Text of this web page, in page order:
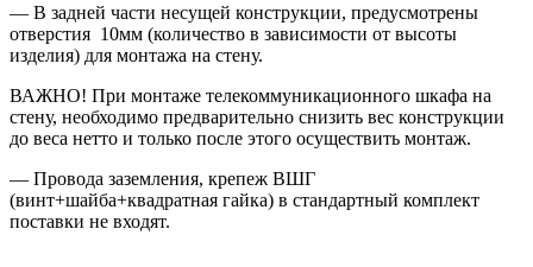
— В задней части несущей конструкции, предусмотрены
отверстия 10мм (количество в зависимости от высоты
изделия) для монтажа на стену.
ВАЖНО! При монтаже телекоммуникационного шкафа на
стену, необходимо предварительно снизить вес конструкции
до веса нетто и только после этого осуществить монтаж.
— Провода заземления, крепеж ВШГ
(винт+шайба+квадратная гайка) в стандартный комплект
поставки не входят.